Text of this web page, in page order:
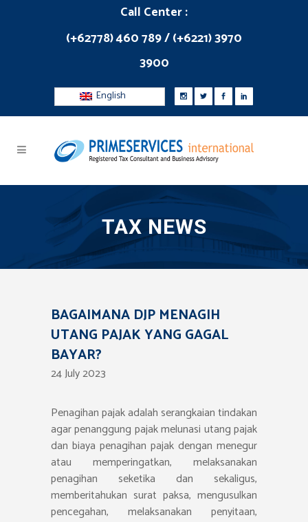
Call Center :
(+62778) 460 789 / (+6221) 3970
3900
English
TAX NEWS
BAGAIMANA DJP MENAGIH
UTANG PAJAK YANG GAGAL
BAYAR?
24 July 2023
Penagihan pajak adalah serangkaian tindakan
agar penanggung pajak melunasi utang pajak
dan biaya penagihan pajak dengan menegur
atau memperingatkan, melaksanakan
penagihan seketika dan sekaligus,
memberitahukan surat paksa, mengusulkan
pencegahan, melaksanakan penyitaan,